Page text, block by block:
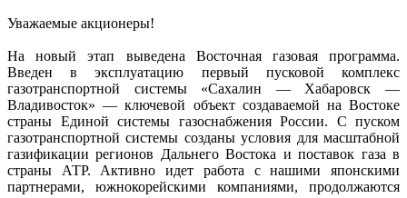
Уважаемые акционеры!
На новый этап выведена Восточная газовая программа.
Введен в эксплуатацию первый пусковой комплекс
газотранспортной системы «Сахалин — Хабаровск —
Владивосток» — ключевой объект создаваемой на Востоке
страны Единой системы газоснабжения России. С пуском
газотранспортной системы созданы условия для масштабной
газификации регионов Дальнего Востока и поставок газа в
страны АТР. Активно идет работа с нашими японскими
партнерами, южнокорейскими компаниями, продолжаются